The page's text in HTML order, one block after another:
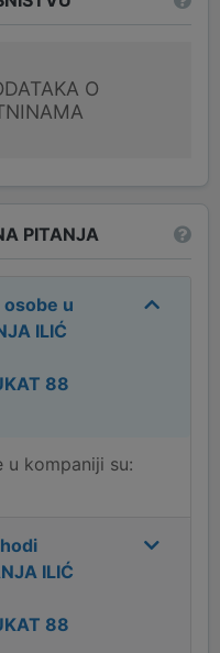
O
PITANJA
u
ILIĆ
88
u kompaniji su:
ILIĆ
88